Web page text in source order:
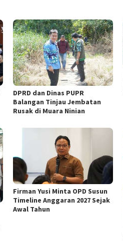
DPRD dan Dinas PUPR
Balangan Tinjau Jembatan
Rusak di Muara Ninian
Firman Yusi Minta OPD Susun
Timeline Anggaran 2027 Sejak
Awal Tahun